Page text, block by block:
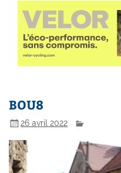
BOU8
26 avril 2022